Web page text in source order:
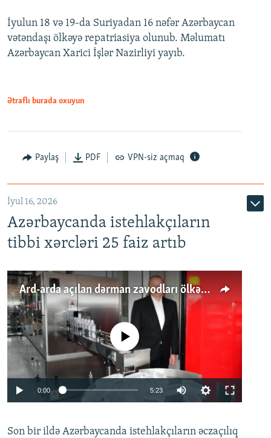
İyulun 18 və 19-da Suriyadan 16 nəfər Azərbaycan
vətəndaşı ölkəyə repatriasiya olunub. Məlumatı
Azərbaycan Xarici İşlər Nazirliyi yayıb.
Ətraflı burada oxuyun
Paylaş PDF VPN-siz açmaq
İyul 16, 2026
Azərbaycanda istehlakçıların
tibbi xərcləri 25 faiz artıb
Ard-arda açılan dərman zavodları ölkənin tələbatını ödəyirmi?
No media source currently available
0:00 5:23
360p
Son bir ildə Azərbaycanda istehlakçıların əczaçılıq